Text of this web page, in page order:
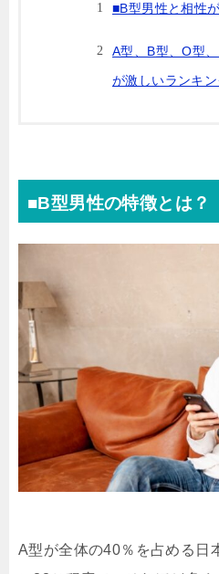
■B型男性と相性
A型、B型、O型
が激しいランキン
■B型男性の特徴とは？
A型が全体の40％を占める日